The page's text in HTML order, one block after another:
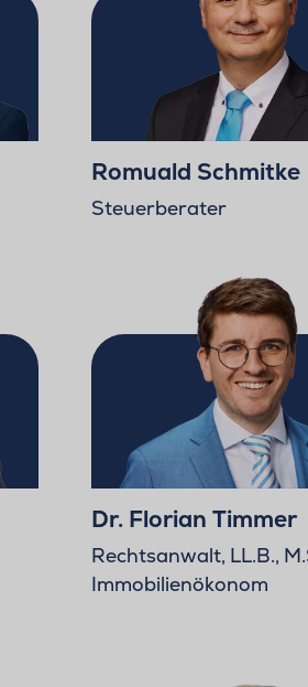
Romuald Schmitke
Steuerberater
Dr. Florian Timmer
Rechtsanwalt, LL.B.,
Immobilienökonom